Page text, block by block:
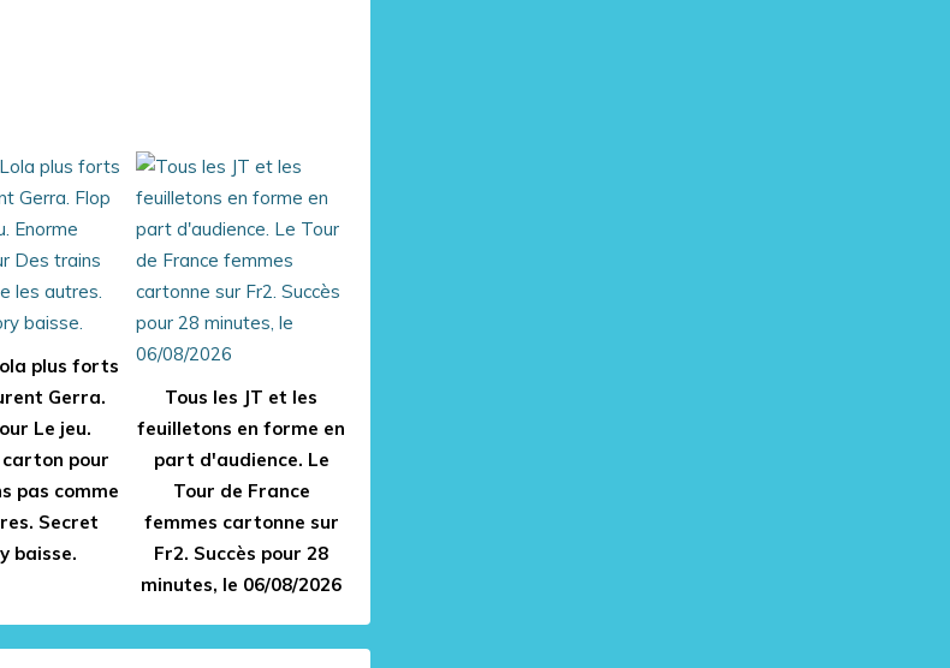
plus forts
Gerra.
Le jeu.
carton pour
pas comme
Secret
baisse.
Tous les JT et les
feuilletons en forme en
part d'audience. Le
Tour de France
femmes cartonne sur
Fr2. Succès pour 28
minutes, le 06/08/2026